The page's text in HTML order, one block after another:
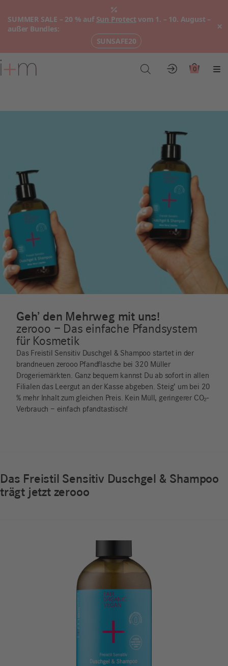
SUMMER SALE – 20 % auf Sun Protect vom 1. – 10. August –
außer Bundles:
SUNSAFE20
×
Zum
Hauptinhalt
Konto 0
Geh’ den Mehrweg mit uns!
zerooo – Das einfache Pfandsystem
für Kosmetik
Das Freistil Sensitiv Duschgel & Shampoo startet in der
brandneuen zerooo Pfandflasche bei 320 Müller
Drogeriemärkten. Ganz bequem kannst Du ab sofort in allen
Filialen das Leergut an der Kasse abgeben. Steig’ um bei 20
% mehr Inhalt zum gleichen Preis. Kein Müll, geringerer CO₂-
Verbrauch – einfach pfandtastisch!
Das Freistil Sensitiv Duschgel & Shampoo
trägt jetzt zerooo